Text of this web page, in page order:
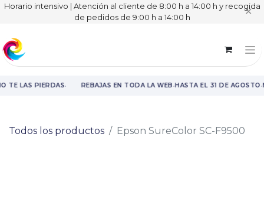
Horario intensivo | Atención al cliente de 8:00 h a 14:00 h y recogida
de pedidos de 9:00 h a 14:00 h
✕
TE LAS PIERDAS· REBAJAS EN TODA LA WEB·HASTA EL 31 DE AGOSTO·
Todos los productos Epson SureColor SC-F9500